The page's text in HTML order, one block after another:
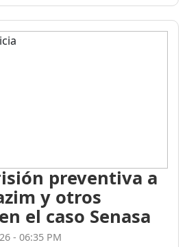
preventiva a
y otros
el caso Senasa
- 06:35 PM